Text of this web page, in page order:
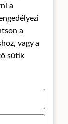
a
a
vagy a
sütik